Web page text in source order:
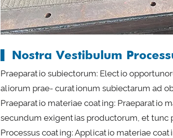
Nostra Vestibulum
Praeparatio subiectorum: Electio
aliorum prae- curationum subiectarum ad
Praeparatio materiae coating: Praeparatio
secundum exigentias productorum, et tunc
Processus coating: Applicatio materiae